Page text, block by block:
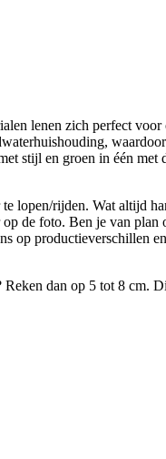
lenen zich perfect voor
stijl en groen in één met
lopen/rijden. Wat altijd
de foto. Ben je van plan
op productieverschillen
dan op 5 tot 8 cm.